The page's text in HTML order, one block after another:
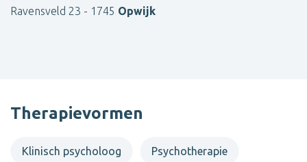
Ravensveld 23 - 1745 Opwijk
Therapievormen
Klinisch psycholoog Psychotherapie